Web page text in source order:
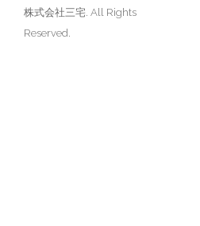
株式会社三宅. All Rights
Reserved.